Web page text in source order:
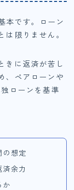
本です。ローン
限りません。
きに返済が苦し
、ペアローンや
ローンを基準
の想定
余力
か